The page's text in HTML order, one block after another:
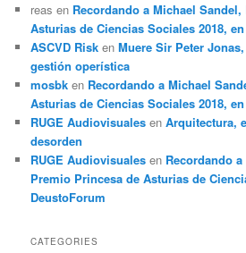
reas en Recordando a Michael
Asturias de Ciencias Sociales 2018,
ASCVD Risk enMuere Sir Peter
gestión operística
mosbk en Recordando a Michael
Asturias de Ciencias Sociales 2018,
RUGE Audiovisuales enArquitectura,
desorden
RUGE Audiovisuales en Recordando
Premio Princesa de Asturias de
DeustoForum
CATEGORIES